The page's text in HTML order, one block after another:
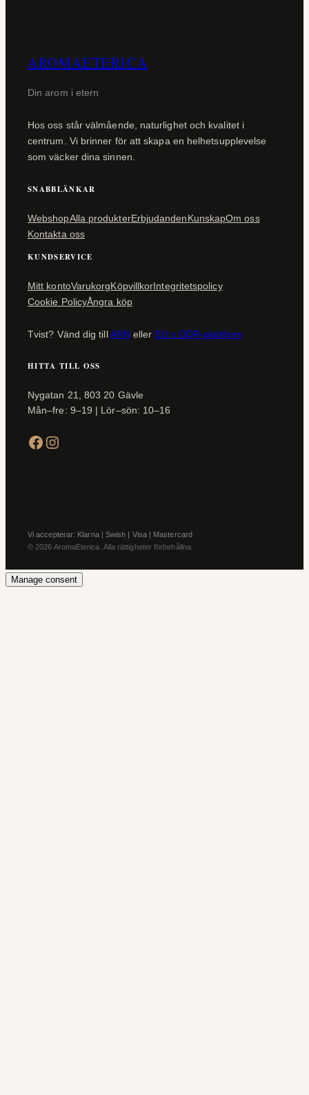
AROMAETERICA
Din arom i etern
Hos oss står välmående, naturlighet och kvalitet i
centrum. Vi brinner för att skapa en helhetsupplevelse
som väcker dina sinnen.
SNABBLÄNKAR
WebshopAlla produkterErbjudandenKunskapOm oss
Kontakta oss
KUNDSERVICE
Mitt kontoVarukorgKöpvillkorIntegritetspolicy
Cookie PolicyÅngra köp
Tvist? Vänd dig tillARN eller EU:s ODR-plattform
HITTA TILL OSS
Nygatan 21, 803 20 Gävle
Mån–fre: 9–19 | Lör–sön: 10–16
Facebook Instagram
Vi accepterar: Klarna | Swish | Visa | Mastercard
© 2026 AromaEterica. Alla rättigheter förbehållna.
Manage consent